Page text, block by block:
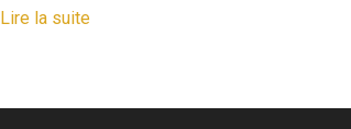
Lire la suite